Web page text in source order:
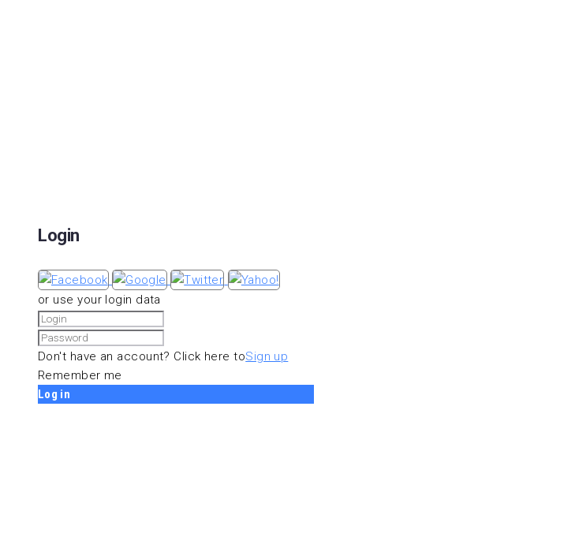
Login
or use your login data
Don't have an account? Click here toSign up
Remember me
Log in